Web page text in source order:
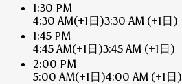
1:30 PM
4:30 AM(+1日)3:30 AM (+1日)
1:45 PM
4:45 AM(+1日)3:45 AM (+1日)
2:00 PM
5:00 AM(+1日)4:00 AM (+1日)